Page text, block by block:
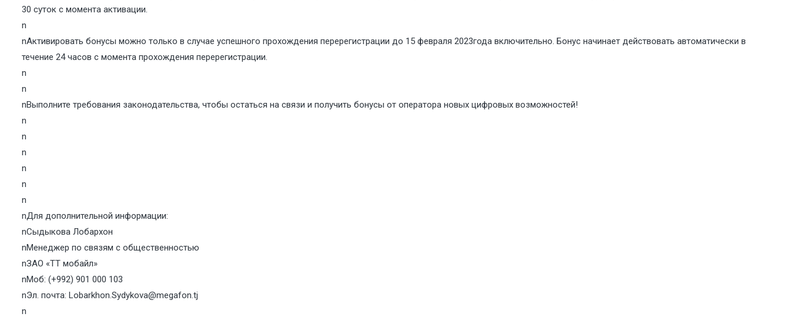
30 суток с момента активации.
n
nАктивировать бонусы можно только в случае успешного прохождения перерегистрации до 15 февраля 2023года включительно. Бонус начинает действовать автоматически в
течение 24 часов с момента прохождения перерегистрации.
n
n
nВыполните требования законодательства, чтобы остаться на связи и получить бонусы от оператора новых цифровых возможностей!
n
n
n
n
n
n
nДля дополнительной информации:
nСыдыкова Лобархон
nМенеджер по связям с общественностью
nЗАО «ТТ мобайл»
nМоб: (+992) 901 000 103
nЭл. почта: Lobarkhon.Sydykova@megafon.tj
n